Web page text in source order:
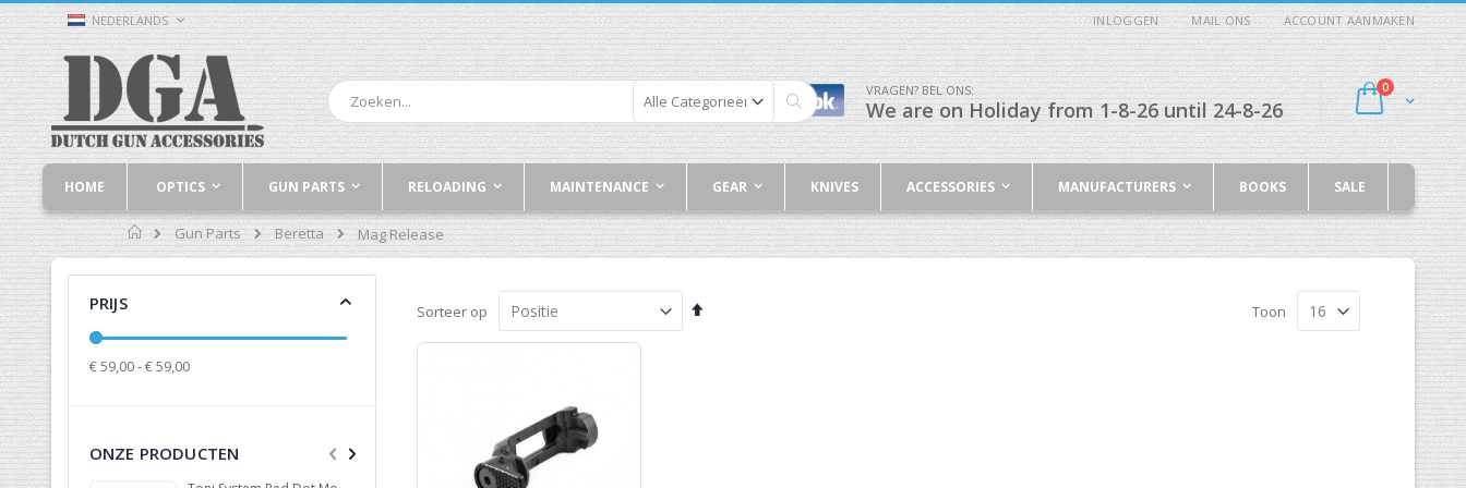
Ga
naar
de
inhoud
TAALNEDERLANDS INLOGGEN MAIL ONS ACCOUNT AANMAKEN
Cart
0producten
Zoek
Zoek
VRAGEN? BEL ONS:
We are on Holiday from 1-8-26 until 24-8-26
HOME OPTICS GUN PARTS RELOADING MAINTENANCE GEAR KNIVES ACCESSORIES MANUFACTURERS BOOKS SALE
Home
Gun Parts Beretta Mag Release
Sorteer op
Van
Toon
PRIJS
€ 59,00 - € 59,00
ONZE PRODUCTEN